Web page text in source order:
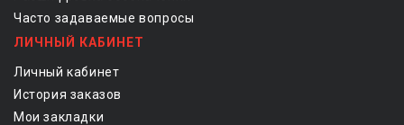
Часто задаваемые вопросы
ЛИЧНЫЙ КАБИНЕТ
Личный кабинет
История заказов
Мои закладки